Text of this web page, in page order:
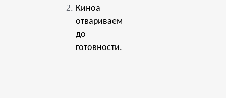
Киноа
отвариваем
до
готовности.